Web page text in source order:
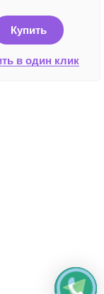
Купить
в один клик